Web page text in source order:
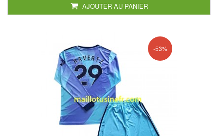
AJOUTER AU PANIER
-53%